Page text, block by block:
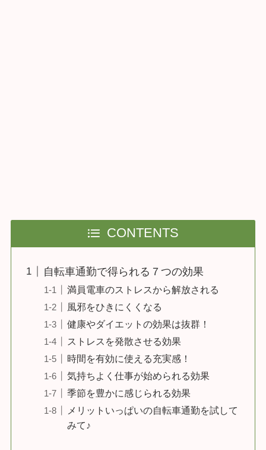
CONTENTS
自転車通勤で得られる７つの効果
満員電車のストレスから解放される
風邪をひきにくくなる
健康やダイエットの効果は抜群！
ストレスを発散させる効果
時間を有効に使える充実感！
気持ちよく仕事が始められる効果
季節を豊かに感じられる効果
メリットいっぱいの自転車通勤を試して
みて♪